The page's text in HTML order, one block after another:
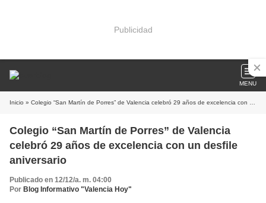
Publicidad
MENU
Inicio » Colegio “San Martín de Porres” de Valencia celebró 29 años de excelencia con un desfile aniversario
Colegio “San Martín de Porres” de Valencia
celebró 29 años de excelencia con un desfile
aniversario
Publicado en 12/12/a. m. 04:00
Por Blog Informativo "Valencia Hoy"